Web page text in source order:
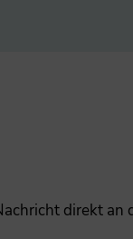
direkt an